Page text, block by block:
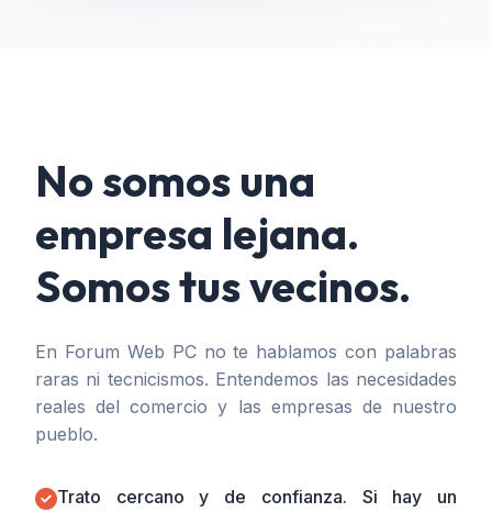
No somos una
empresa lejana.
Somos tus vecinos.
En Forum Web PC no te hablamos con palabras
raras ni tecnicismos. Entendemos las necesidades
reales del comercio y las empresas de nuestro
pueblo.
Trato cercano y de confianza. Si hay un